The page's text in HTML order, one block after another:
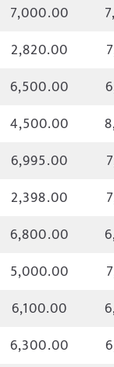
7,000.00
2,820.00
6,500.00
4,500.00
6,995.00
2,398.00
6,800.00
5,000.00
6,100.00
6,300.00